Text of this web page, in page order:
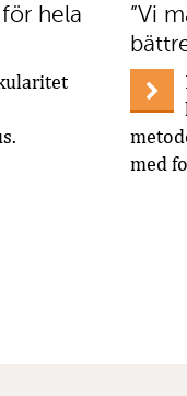
hela
”Vi
med